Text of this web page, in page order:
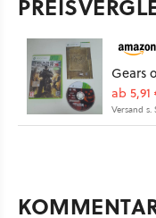
Gears
ab 5,91
Versand s.